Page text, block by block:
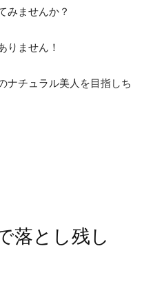
みませんか？
りません！
ナチュラル美人を目指しち
落とし残し